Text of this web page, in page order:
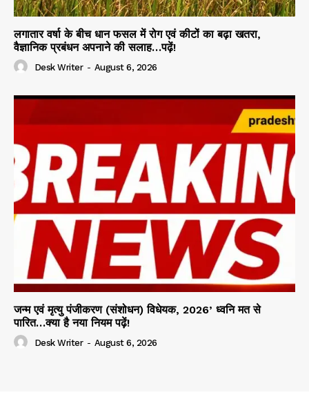
लगातार वर्षा के बीच धान फसल में रोग एवं कीटों का बढ़ा खतरा,
वैज्ञानिक प्रबंधन अपनाने की सलाह…पढ़ें!
Desk Writer - August 6, 2026
जन्म एवं मृत्यु पंजीकरण (संशोधन) विधेयक, 2026’ ध्वनि मत से
पारित…क्या है नया नियम पढ़ें!
Desk Writer - August 6, 2026